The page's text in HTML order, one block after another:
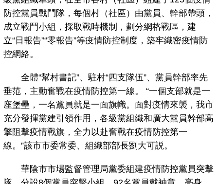
防控黨員戰鬥隊，每個村（社區）由黨員、幹部帶頭，
成立戰鬥小組，採取戰時機制，劃分網格戰區，建
立“日報告”“零報告”等疫情防控制度，築牢織密疫情防
控網絡。
全體“幫村書記”、駐村“四支隊伍”、黨員幹部率先
垂范，主動奮戰在疫情防控第一線。 “一個支部就是一
座堡壘，一名黨員就是一面旗幟。面對疫情來襲，我市
充分發揮黨建引領作用，各級黨組織和廣大黨員幹部高
擎阻擊疫情戰旗，全力以赴奮戰在疫情防控第一
線。”該市市委常委、組織部部長劉大可説。
華陰市市場監督管理局黨委組建疫情防控黨員突擊